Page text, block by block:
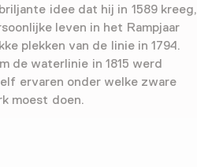
idee dat hij in 1589 kreeg,
leven in het Rampjaar
plekken van de linie in 1794.
de waterlinie in 1815 werd
ervaren onder welke zware
moest doen.